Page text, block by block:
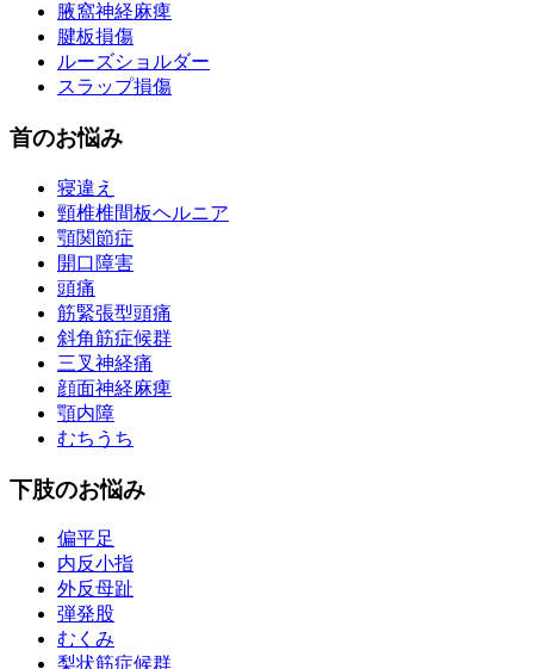
腋窩神経麻痺
腱板損傷
ルーズショルダー
スラップ損傷
首のお悩み
寝違え
頸椎椎間板ヘルニア
顎関節症
開口障害
頭痛
筋緊張型頭痛
斜角筋症候群
三叉神経痛
顔面神経麻痺
顎内障
むちうち
下肢のお悩み
偏平足
内反小指
外反母趾
弾発股
むくみ
梨状筋症候群